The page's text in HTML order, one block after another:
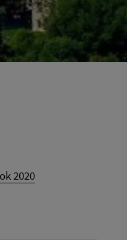
2020